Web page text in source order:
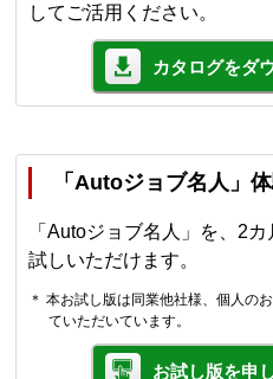
してご活用ください。
カタログをダ
「Autoジョブ名人」
「Autoジョブ名人」を、2
試しいただけます。
＊ 本お試し版は同業他社様、個人の
ていただいています。
お試し版を申